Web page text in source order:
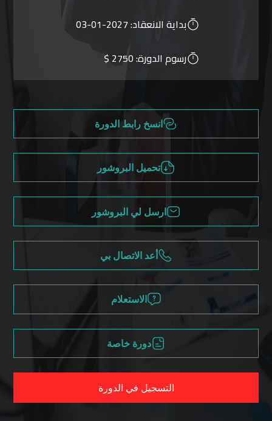
بداية الانعقاد:2027-01-03
رسوم الدورة:2750 $
انسخ رابط الدورة
تحميل البروشور
ارسل لي البروشور
أعد الاتصال بي
الاستعلام
دورة خاصة
التسجيل في الدورة